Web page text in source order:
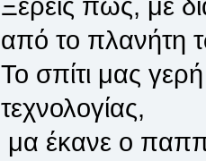
Ξέρεις πως, με
από το πλανήτη
Το σπίτι μας
τεχνολογίας,
μα έκανε ο